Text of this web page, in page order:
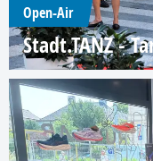
Open-Air
Stadt.TANZ -